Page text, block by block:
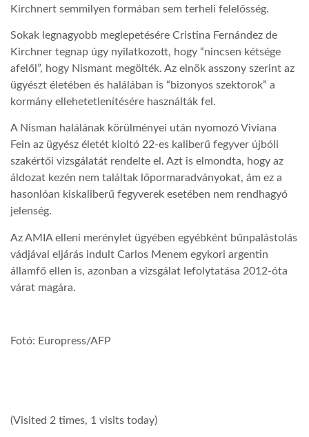
Kirchnert semmilyen formában sem terheli felelősség.
Sokak legnagyobb meglepetésére Cristina Fernández de
Kirchner tegnap úgy nyilatkozott, hogy “nincsen kétsége
afelől”, hogy Nismant megölték. Az elnök asszony szerint az
ügyészt életében és halálában is “bizonyos szektorok” a
kormány ellehetetlenítésére használták fel.
A Nisman halálának körülményei után nyomozó Viviana
Fein az ügyész életét kioltó 22-es kaliberű fegyver újbóli
szakértői vizsgálatát rendelte el. Azt is elmondta, hogy az
áldozat kezén nem találtak lőpormaradványokat, ám ez a
hasonlóan kiskaliberű fegyverek esetében nem rendhagyó
jelenség.
Az AMIA elleni merénylet ügyében egyébként bűnpalástolás
vádjával eljárás indult Carlos Menem egykori argentin
államfő ellen is, azonban a vizsgálat lefolytatása 2012-óta
várat magára.
Fotó: Europress/AFP
(Visited 2 times, 1 visits today)